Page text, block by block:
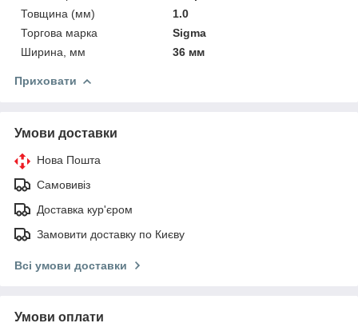
Товщина (мм)
1.0
Торгова марка
Sigma
Ширина, мм
36 мм
Приховати
Умови доставки
Нова Пошта
Самовивіз
Доставка кур'єром
Замовити доставку по Києву
Всі умови доставки
Умови оплати